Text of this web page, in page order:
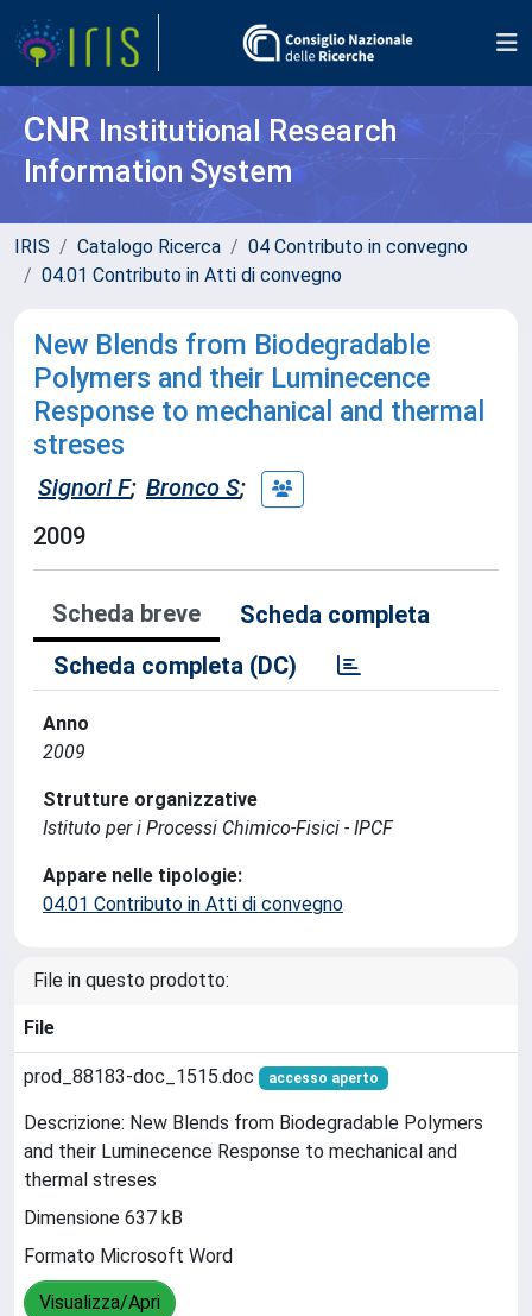
CNR Institutional Research
Information System
IRIS Catalogo Ricerca
04 Contributo in convegno
04.01 Contributo in Atti di convegno
New Blends from Biodegradable
Polymers and their Luminecence
Response to mechanical and thermal
streses
Signori F; Bronco S;
2009
Scheda breve
Scheda completa
Scheda completa (DC)
Anno
2009
Strutture organizzative
Istituto per i Processi Chimico-Fisici - IPCF
Appare nelle tipologie:
04.01 Contributo in Atti di convegno
File in questo prodotto:
File
prod_88183-doc_1515.doc accesso aperto
Descrizione: New Blends from Biodegradable Polymers
and their Luminecence Response to mechanical and
thermal streses
Dimensione 637 kB
Formato Microsoft Word
Visualizza/Apri